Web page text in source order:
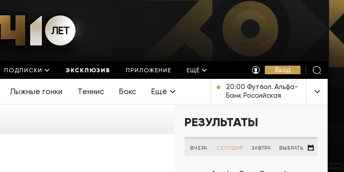
ПОДПИСКИ ЭКСКЛЮЗИВ ПРИЛОЖЕНИЕ ЕЩЁ Вход
Лыжные гонки Теннис Бокс Ещё
20:00 Футбол. Альфа-
Банк Российская
Премьер-Лига. ЦСКА -
Дону). Прямая
РЕЗУЛЬТАТЫ
ВЧЕРА СЕГОДНЯ ЗАВТРА ВЫБРАТЬ